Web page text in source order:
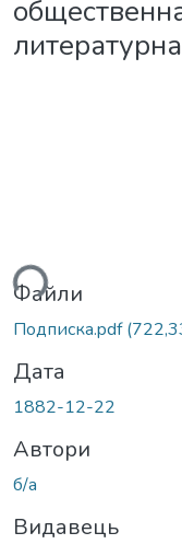
Файли
Подписка.pdf
Дата
1882-12-22
Автори
б/а
Видавець